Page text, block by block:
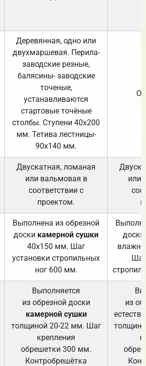
Деревянная, одно или
двухмаршевая. Перила-
заводские резные,
балясины- заводские
точеные,
устанавливаются
стартовые точёные
столбы. Ступени 40х200
мм. Тетива лестницы-
90х140 мм.
Двускатная, ломаная
или вальмовая в
соответствии с
проектом.
или
Выполнена из обрезной
доски камерной сушки
40х150 мм. Шаг
установки стропильных
ног 600 мм.
доски
Выполняется
из обрезной доски
камерной сушки
толщиной 20-22 мм. Шаг
крепления
обрешетки 300 мм.
Контробрешётка
из